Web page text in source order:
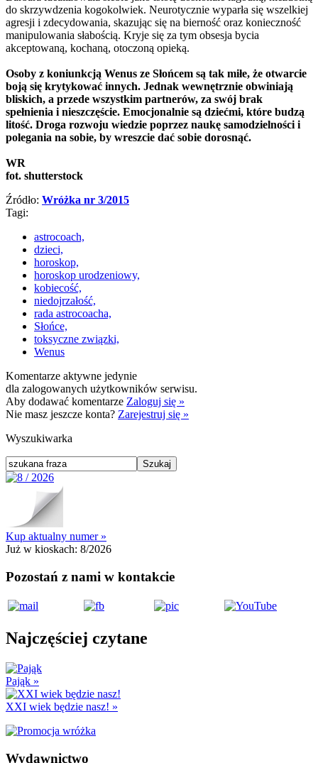
do skrzywdzenia kogokolwiek. Neurotycznie wyparła się wszelkiej
agresji i zdecydowania, skazując się na bierność oraz konieczność
manipulowania słabością. Kryje się za tym obsesja bycia
akceptowaną, kochaną, otoczoną opieką.
Osoby z koniunkcją Wenus ze Słońcem są tak miłe, że otwarcie
boją się krytykować innych. Jednak wewnętrznie obwiniają
bliskich, a przede wszystkim partnerów, za swój brak
spełnienia i nieszczęście. Emocjonalnie są dziećmi, które budzą
litość. Droga rozwoju wiedzie poprzez naukę samodzielności i
polegania na sobie, by wreszcie dać sobie dorosnąć.
WR
fot. shutterstock
Źródło: Wróżka nr 3/2015
Tagi:
astrocoach,
dzieci,
horoskop,
horoskop urodzeniowy,
kobiecość,
niedojrzałość,
rada astrocoacha,
Słońce,
toksyczne związki,
Wenus
Komentarze aktywne jedynie
dla zalogowanych użytkowników serwisu.
Aby dodawać komentarze Zaloguj się »
Nie masz jeszcze konta? Zarejestruj się »
Wyszukiwarka
Kup aktualny numer »
Już w kioskach: 8/2026
Pozostań z nami w kontakcie
Najczęściej czytane
Pająk »
XXI wiek będzie nasz! »
Wydawnictwo